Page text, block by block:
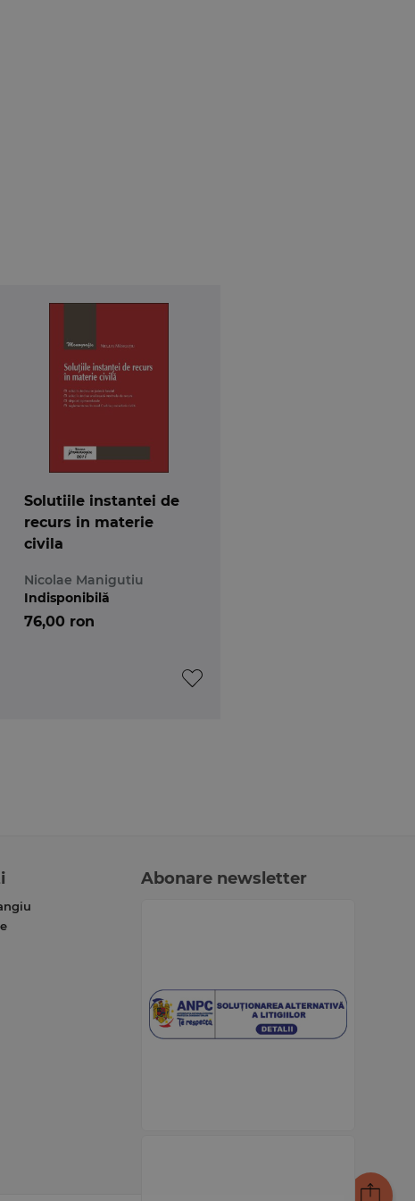
Solutiile instantei de
recurs in materie
civila
Nicolae Manigutiu
76,00 ron
Indisponibilă
Abonare newsletter